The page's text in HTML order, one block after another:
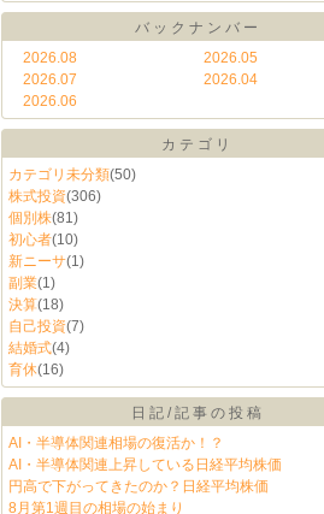
バックナンバー
2026.08
2026.07
2026.06
2026.05
2026.04
カテゴリ
カテゴリ未分類(50)
株式投資(306)
個別株(81)
初心者(10)
新ニーサ(1)
副業(1)
決算(18)
自己投資(7)
結婚式(4)
育休(16)
日記/記事の投稿
AI・半導体関連相場の復活か！？
AI・半導体関連上昇している日経平均株価
円高で下がってきたのか？日経平均株価
8月第1週目の相場の始まり